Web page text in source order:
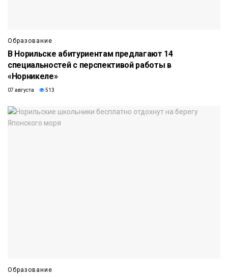
Образование
В Норильске абитуриентам предлагают 14
специальностей с перспективой работы в
«Норникеле»
07 августа 513
Образование